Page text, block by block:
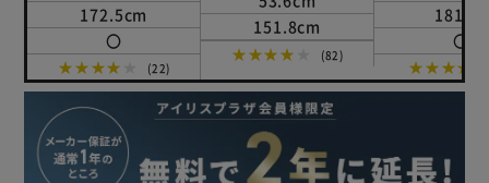
172.5cm
〇
★★★★★
(22)
151.8cm
★★★★★
(82)
181cm
〇
★★★★★